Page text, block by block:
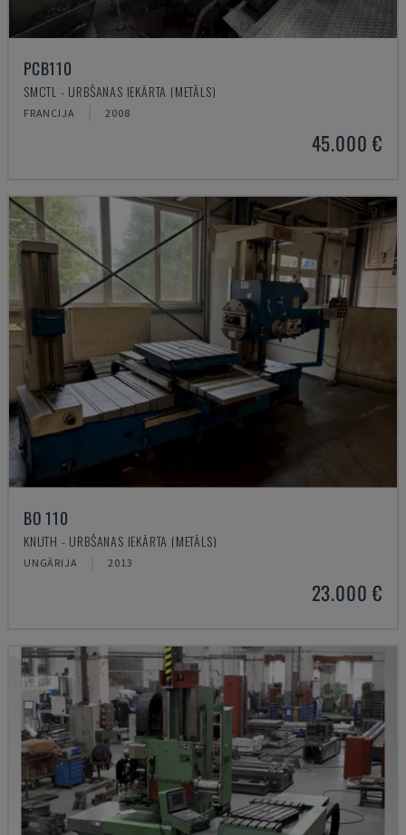
PCB110
SMCTL - URBŠANAS IEKĀRTA (METĀLS)
FRANCIJA 2008
45.000 €
BO 110
KNUTH - URBŠANAS IEKĀRTA (METĀLS)
UNGĀRIJA 2013
23.000 €